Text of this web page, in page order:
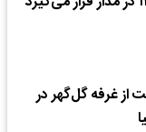
از غرفه گل‌گهر در